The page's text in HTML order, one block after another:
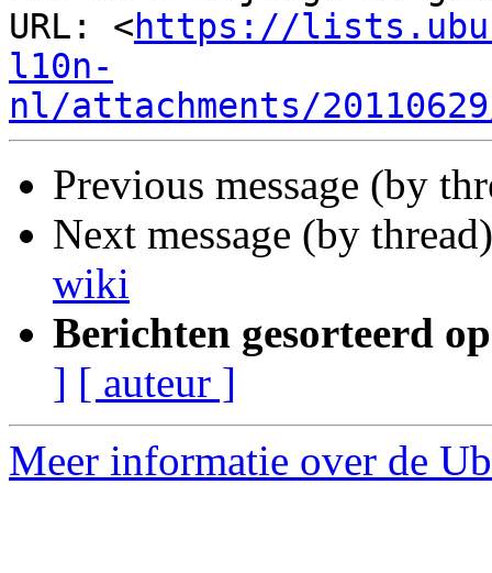
URL: <https://
l10n-
nl/attachments/
Previous message (by
Next message (by
wiki
Berichten gesorteerd
] [ auteur ]
Meer informatie over de